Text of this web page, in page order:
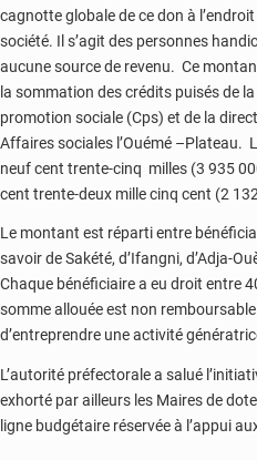
cagnotte globale de ce don à
société. Il s’agit des personnes
aucune source de revenu. Ce
la sommation des crédits puisés de
promotion sociale (Cps) et de la
Affaires sociales l’Ouémé –Plateau.
neuf cent trente-cinq milles (3 935
cent trente-deux mille cinq cent (2
Le montant est réparti entre
savoir de Sakété, d’Ifangni, d’Adja-
Chaque bénéficiaire a eu droit entre
somme allouée est non
d’entreprendre une activité
L’autorité préfectorale a salué
exhorté par ailleurs les Maires de
ligne budgétaire réservée à l’appui